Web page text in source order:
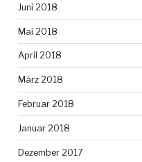
Juni 2018
Mai 2018
April 2018
März 2018
Februar 2018
Januar 2018
Dezember 2017